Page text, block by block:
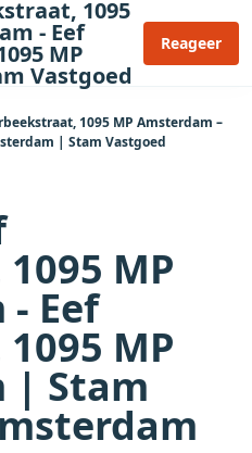
1095
- Eef
MP
Vastgoed
Reageer
1095 MP Amsterdam –
| Stam Vastgoed
MP
Eef
MP
| Stam